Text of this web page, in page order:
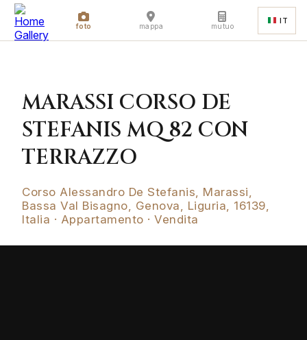
foto mappa mutuo
IT
MARASSI CORSO DE
STEFANIS MQ 82 CON
TERRAZZO
Corso Alessandro De Stefanis, Marassi,
Bassa Val Bisagno, Genova, Liguria, 16139,
Italia · Appartamento · Vendita